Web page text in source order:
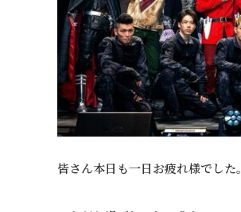
皆さん本日も一日お疲れ様でした。